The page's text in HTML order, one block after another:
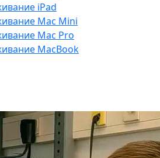
iPad
Mac Mini
Mac Pro
MacBook